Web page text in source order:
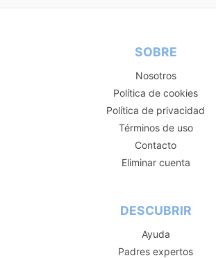
SOBRE
Nosotros
Política de cookies
Política de privacidad
Términos de uso
Contacto
Eliminar cuenta
DESCUBRIR
Ayuda
Padres expertos